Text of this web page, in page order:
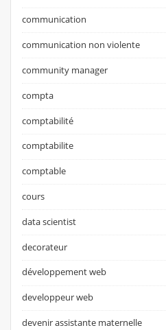
communication
communication non violente
community manager
compta
comptabilité
comptabilite
comptable
cours
data scientist
decorateur
développement web
developpeur web
devenir assistante maternelle